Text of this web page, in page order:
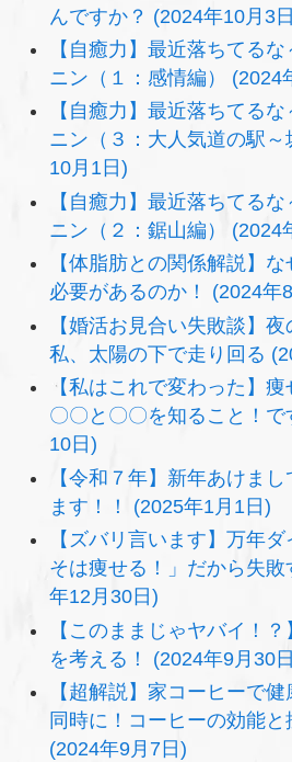
んですか？ (2024年10月3
【自癒力】最近落ちてる
ニン（１：感情編） (2024
【自癒力】最近落ちてる
ニン（３：大人気道の駅
10月1日)
【自癒力】最近落ちてる
ニン（２：鋸山編） (2024
【体脂肪との関係解説】
必要があるのか！ (2024年
【婚活お見合い失敗談】
私、太陽の下で走り回る
【私はこれで変わった】痩
〇〇と〇〇を知ること！で
10日)
【令和７年】新年あけま
ます！！ (2025年1月1日)
【ズバリ言います】万年
そは痩せる！」だから失
年12月30日)
【このままじゃヤバイ！
を考える！ (2024年9月30
【超解説】家コーヒーで
同時に！コーヒーの効能と
(2024年9月7日)